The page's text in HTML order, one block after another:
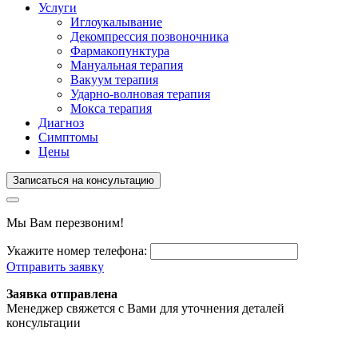
Услуги
Иглоукалывание
Декомпрессия позвоночника
Фармакопунктура
Мануальная терапия
Вакуум терапия
Ударно-волновая терапия
Мокса терапия
Диагноз
Симптомы
Цены
Записаться на консультацию
Мы Вам перезвоним!
Укажите номер телефона:
Отправить заявку
Заявка отправлена
Менеджер свяжется с Вами для уточнения деталей
консультации